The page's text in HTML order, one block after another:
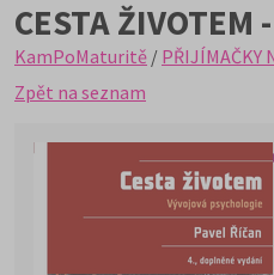
CESTA ŽIVOTEM
KamPoMaturitě / PŘIJÍMAČKY
Zpět na seznam
Cesta životem -